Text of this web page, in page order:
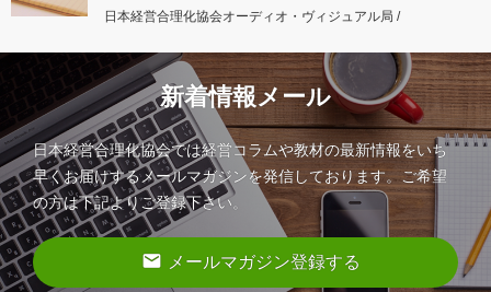
日本経営合理化協会オーディオ・ヴィジュアル局 /
新着情報メール
日本経営合理化協会では経営コラムや教材の最新情報をいち
早くお届けするメールマガジンを発信しております。ご希望
の方は下記よりご登録下さい。
email メールマガジン登録する